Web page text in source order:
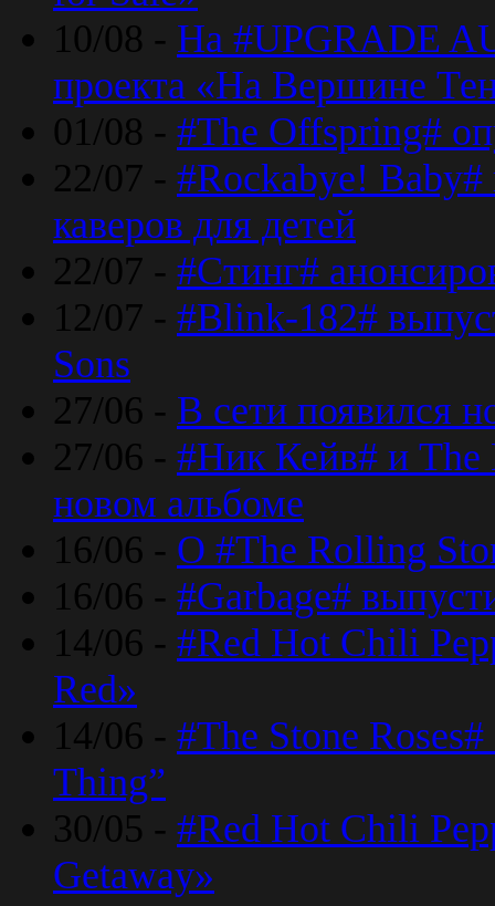
10/08 - На #UPGRADE
проекта «На Вершине
01/08 - #The Offspring#
22/07 - #Rockabye!
каверов для детей
22/07 - #Стинг#
12/07 - #Blink-182#
Sons
27/06 - В сети появился
27/06 - #Ник Кейв# и The
новом альбоме
16/06 - О #The Rolling
16/06 - #Garbage#
14/06 - #Red Hot Chili
Red»
14/06 - #The Stone
Thing”
30/05 - #Red Hot Chili
Getaway»